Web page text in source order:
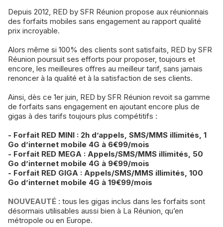
Depuis 2012, RED by SFR Réunion propose aux réunionnais
des forfaits mobiles sans engagement au rapport qualité
prix incroyable.
Alors même si 100% des clients sont satisfaits, RED by SFR
Réunion poursuit ses efforts pour proposer, toujours et
encore, les meilleures offres au meilleur tarif, sans jamais
renoncer à la qualité et à la satisfaction de ses clients.
Ainsi, dès ce 1er juin, RED by SFR Réunion revoit sa gamme
de forfaits sans engagement en ajoutant encore plus de
gigas à des tarifs toujours plus compétitifs :
- Forfait RED MINI : 2h d’appels, SMS/MMS illimités, 1
Go d’internet mobile 4G à 6€99/mois
- Forfait RED MEGA : Appels/SMS/MMS illimités, 50
Go d’internet mobile 4G à 9€99/mois
- Forfait RED GIGA : Appels/SMS/MMS illimités, 100
Go d’internet mobile 4G à 19€99/mois
NOUVEAUTÉ : tous les gigas inclus dans les forfaits sont
désormais utilisables aussi bien à La Réunion, qu’en
métropole ou en Europe.